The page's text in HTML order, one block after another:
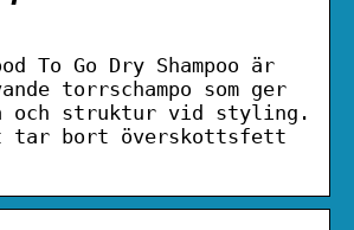
To Go Dry Shampoo är
torrschampo som ger
och struktur vid styling.
tar bort överskottsfett